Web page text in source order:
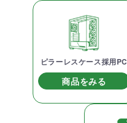
ピラーレスケース採用PC
商品をみる